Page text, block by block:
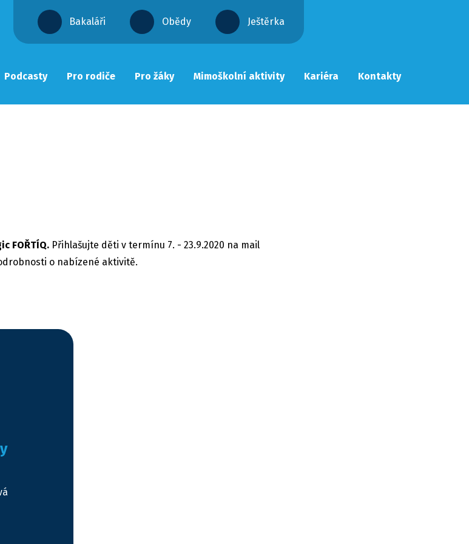
Bakaláři Obědy Ještěrka
Podcasty Pro rodiče Pro žáky Mimoškolní aktivity Kariéra Kontakty
FOŘTÍQ. Přihlašujte děti v termínu 7. - 23.9.2020 na mail
o nabízené aktivitě.